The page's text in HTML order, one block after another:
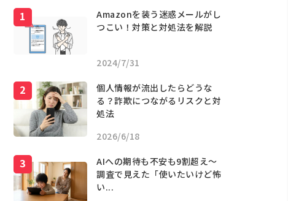
Amazonを装う迷惑メールがし
つこい！対策と対処法を解説
2024/7/31
個人情報が流出したらどうな
る？詐欺につながるリスクと対
処法
2026/6/18
AIへの期待も不安も9割超え〜
調査で見えた「使いたいけど怖
い...